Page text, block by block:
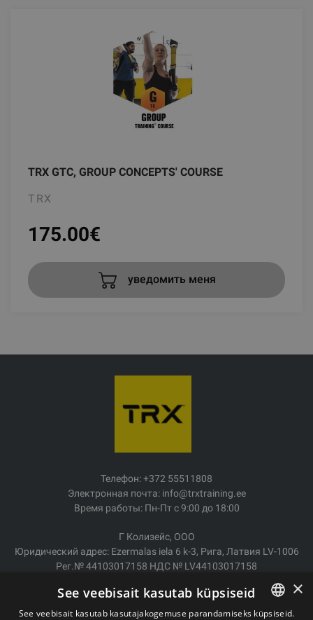
TRX GTC, GROUP CONCEPTS' COURSE
TRX
175.00€
уведомить меня
Телефон: +372 55511808
Электронная почта: info@trxtraining.ee
Время работы: Пн-Пт с 9:00 до 18:00
Г Колизейс, ООО
Юридический адрес: Ezermalas iela 6 k-3, Рига, Латвия LV-1006
Рег.№ 44103017158 НДС № LV44103017158
Доставка/возврат
×
See veebisait kasutab küpsiseid
See veebisait kasutab kasutajakogemuse parandamiseks küpsiseid.